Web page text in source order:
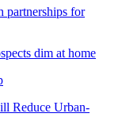
partnerships for
dim at home
Reduce Urban-